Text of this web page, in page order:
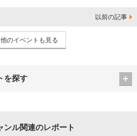
以前の記事
他のイベントも見る
を探す
ンル関連のレポート